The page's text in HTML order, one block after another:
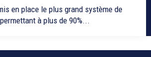
en place le plus grand système de
à plus de 90%...